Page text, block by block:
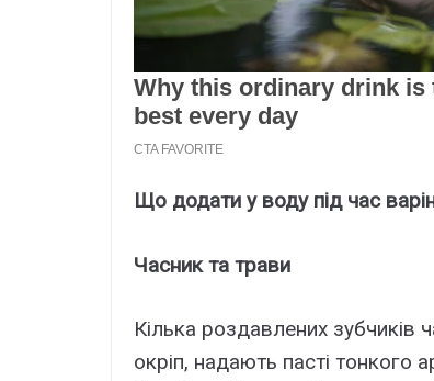
Що додати у воду під час
Часник та трави
Кілька роздавлених зубчиків
окріп, надають пасті тонкого